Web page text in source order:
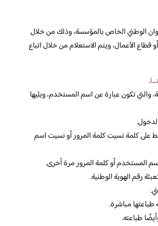
الوطني الخاص بالمؤسسة، وذلك من خلال
الأعمال، ويتم الاستعلام من خلال اتباع
.
والتي تكون عبارة عن اسم المستخدم، ويليها
على كلمة نسيت كلمة المرور أو نسيت اسم
المستخدم أو كلمة المرور مرة أخرى.
رقم الهوية الوطنية.
مباشرة.
طباعته.